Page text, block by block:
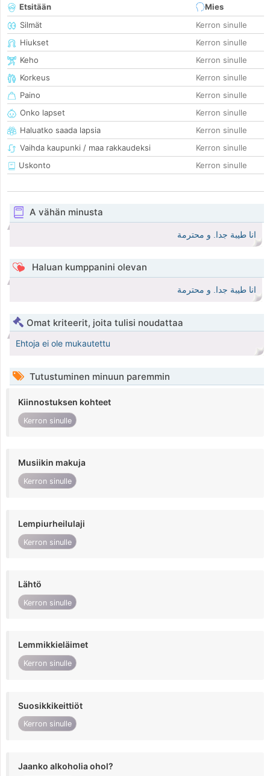
Etsitään
Mies
Silmät
Kerron sinulle
Hiukset
Kerron sinulle
Keho
Kerron sinulle
Korkeus
Kerron sinulle
Paino
Kerron sinulle
Onko lapset
Kerron sinulle
Haluatko saada lapsia
Kerron sinulle
Vaihda kaupunki / maa rakkaudeksi
Kerron sinulle
Uskonto
Kerron sinulle
A vähän minusta
انا طيبة جدا. و محترمة
Haluan kumppanini olevan
انا طيبة جدا. و محترمة
Omat kriteerit, joita tulisi noudattaa
Ehtoja ei ole mukautettu
Tutustuminen minuun paremmin
Kiinnostuksen kohteet
Kerron sinulle
Musiikin makuja
Kerron sinulle
Lempiurheilulaji
Kerron sinulle
Lähtö
Kerron sinulle
Lemmikkieläimet
Kerron sinulle
Suosikkikeittiöt
Kerron sinulle
Jaanko alkoholia ohol?